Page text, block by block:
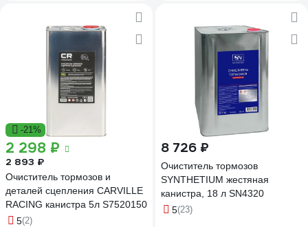
-21%
2 298 ₽
2 893 ₽
Очиститель тормозов и
деталей сцепления CARVILLE
RACING канистра 5л S7520150
5(2)
8 726 ₽
Очиститель тормозов
SYNTHETIUM жестяная
канистра, 18 л SN4320
5(23)